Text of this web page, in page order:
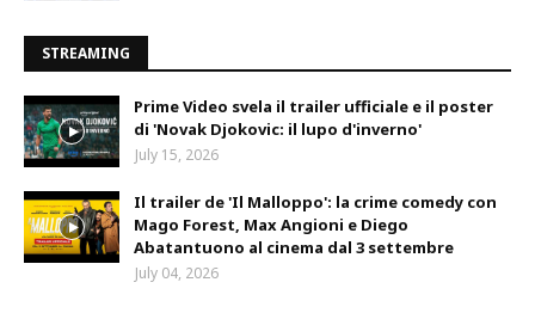
STREAMING
Prime Video svela il trailer ufficiale e il poster
di 'Novak Djokovic: il lupo d'inverno'
July 15, 2026
Il trailer de 'Il Malloppo': la crime comedy con
Mago Forest, Max Angioni e Diego
Abatantuono al cinema dal 3 settembre
July 04, 2026